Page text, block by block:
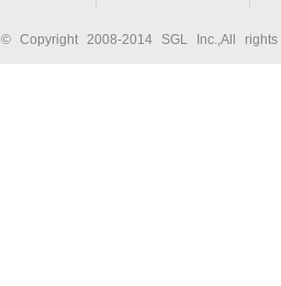
© Copyright 2008-2014 SGL Inc.,All